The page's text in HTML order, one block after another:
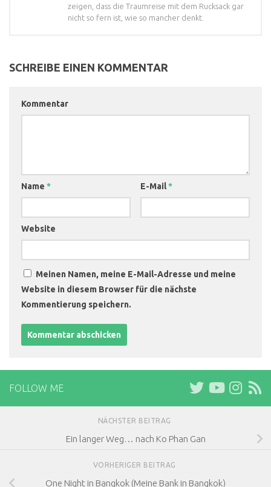
zeigen, dass die Traumreise mit dem Rucksack gar
nicht so fern ist, wie so mancher denkt.
SCHREIBE EINEN KOMMENTAR
Kommentar
Name * E-Mail*
Website
Meinen Namen, meine E-Mail-Adresse und meine
Website in diesem Browser für die nächste
Kommentierung speichern.
FOLLOW ME
NÄCHSTER BEITRAG
Ein langer Weg… nach Ko Phan Gan
VORHERIGER BEITRAG
One Night in Bangkok (Meine Bank in Bangkok)